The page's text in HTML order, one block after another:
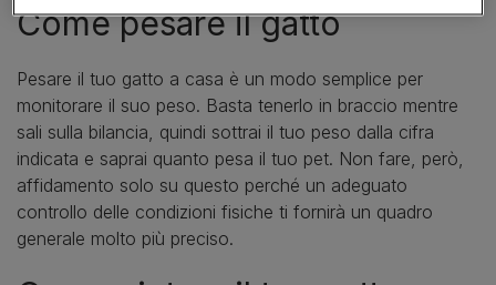
Come pesare il gatto
Pesare il tuo gatto a casa è un modo semplice per
monitorare il suo peso. Basta tenerlo in braccio mentre
sali sulla bilancia, quindi sottrai il tuo peso dalla cifra
indicata e saprai quanto pesa il tuo pet. Non fare, però,
affidamento solo su questo perché un adeguato
controllo delle condizioni fisiche ti fornirà un quadro
generale molto più preciso.